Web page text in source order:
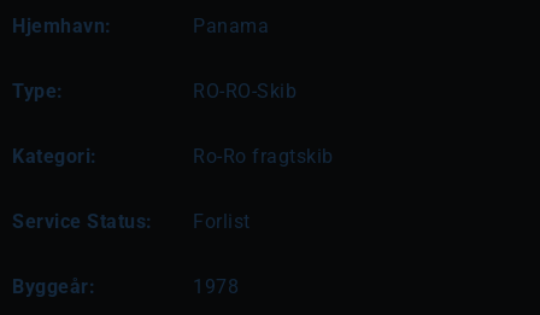
Hjemhavn: Panama
Type: RO-RO-Skib
Kategori: Ro-Ro fragtskib
Service Status: Forlist
Byggeår: 1978